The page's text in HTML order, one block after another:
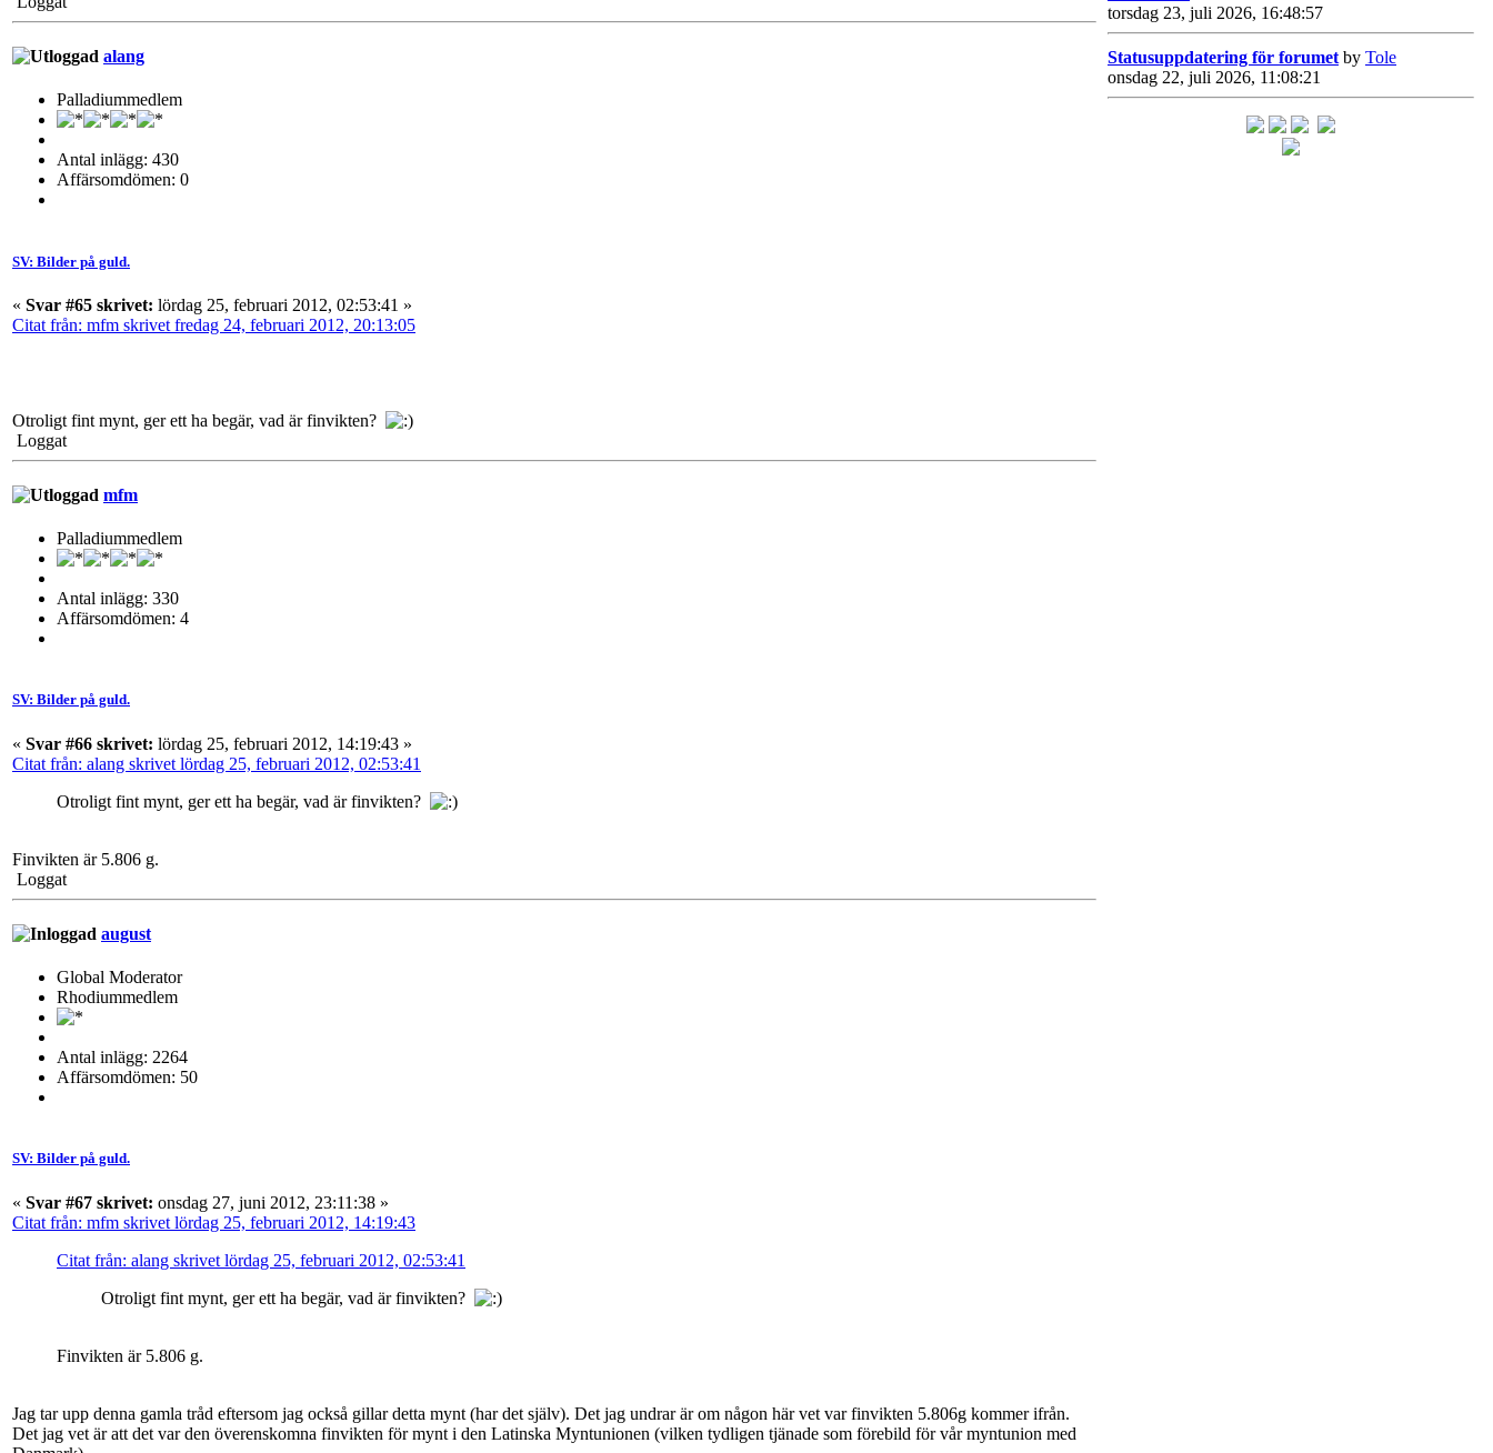
alang
Palladiummedlem
Antal inlägg: 430
Affärsomdömen: 0
SV: Bilder på guld.
« Svar #65 skrivet: lördag 25, februari 2012, 02:53:41 »
Citat från: mfm skrivet fredag 24, februari 2012, 20:13:05
Otroligt fint mynt, ger ett ha begär, vad är finvikten?
Loggat
mfm
Palladiummedlem
Antal inlägg: 330
Affärsomdömen: 4
SV: Bilder på guld.
« Svar #66 skrivet: lördag 25, februari 2012, 14:19:43 »
Citat från: alang skrivet lördag 25, februari 2012, 02:53:41
Otroligt fint mynt, ger ett ha begär, vad är finvikten?
Finvikten är 5.806 g.
Loggat
august
Global Moderator
Rhodiummedlem
Antal inlägg: 2264
Affärsomdömen: 50
SV: Bilder på guld.
« Svar #67 skrivet: onsdag 27, juni 2012, 23:11:38 »
Citat från: mfm skrivet lördag 25, februari 2012, 14:19:43
Citat från: alang skrivet lördag 25, februari 2012, 02:53:41
Otroligt fint mynt, ger ett ha begär, vad är finvikten?
Finvikten är 5.806 g.
Jag tar upp denna gamla tråd eftersom jag också gillar detta mynt (har det själv). Det jag undrar är om någon här vet var finvikten 5.806g kommer ifrån.
Det jag vet är att det var den överenskomna finvikten för mynt i den Latinska Myntunionen (vilken tydligen tjänade som förebild för vår myntunion med
torsdag 23, juli 2026, 16:48:57
Statusuppdatering för forumet by Tole
onsdag 22, juli 2026, 11:08:21